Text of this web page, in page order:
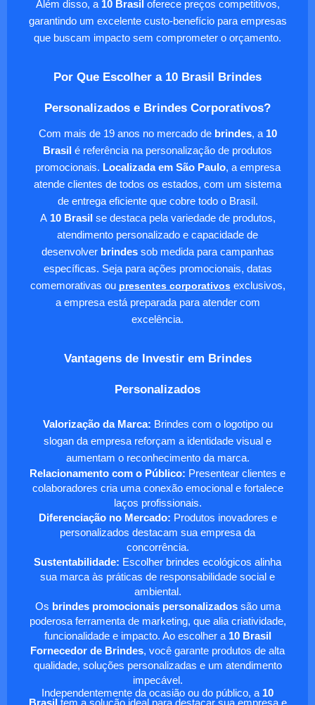
Além disso, a 10 Brasiloferece preços competitivos,
garantindo um excelente custo-benefício para empresas
que buscam impacto sem comprometer o orçamento.
Por Que Escolher a 10 Brasil Brindes
Personalizados e Brindes Corporativos?
Com mais de 19 anos no mercado de brindes, a 10
Brasil é referência na personalização de produtos
promocionais. Localizada em São Paulo, a empresa
atende clientes de todos os estados, com um sistema
de entrega eficiente que cobre todo o Brasil.
A10 Brasilse destaca pela variedade de produtos,
atendimento personalizado e capacidade de
desenvolver brindessob medida para campanhas
específicas. Seja para ações promocionais, datas
comemorativas ou presentes corporativosexclusivos,
a empresa está preparada para atender com
excelência.
Vantagens de Investir em Brindes
Personalizados
Valorização da Marca: Brindes com o logotipo ou
slogan da empresa reforçam a identidade visual e
aumentam o reconhecimento da marca.
Relacionamento com o Público: Presentear clientes e
colaboradores cria uma conexão emocional e fortalece
laços profissionais.
Diferenciação no Mercado: Produtos inovadores e
personalizados destacam sua empresa da
concorrência.
Sustentabilidade: Escolher brindes ecológicos alinha
sua marca às práticas de responsabilidade social e
ambiental.
Os brindes promocionais personalizadossão uma
poderosa ferramenta de marketing, que alia criatividade,
funcionalidade e impacto. Ao escolher a 10 Brasil
Fornecedor de Brindes, você garante produtos de alta
qualidade, soluções personalizadas e um atendimento
impecável.
Independentemente da ocasião ou do público, a 10